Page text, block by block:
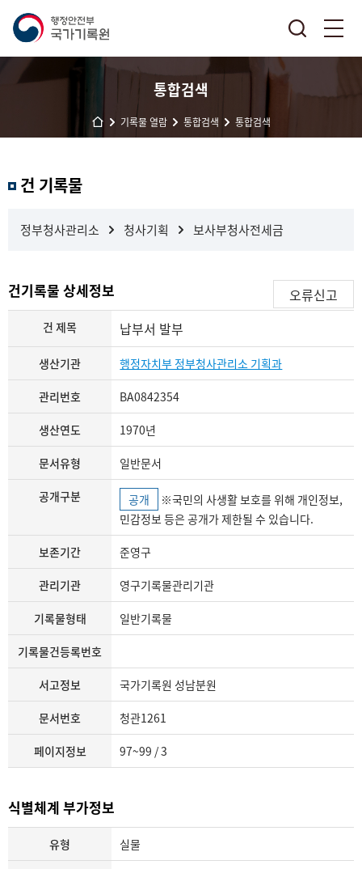
통합검색
기록물 열람 통합검색 통합검색
과 건 기록물
정부청사관리소 청사기획 보사부청사전세금
건기록물 상세정보 오류신고
건 제목 납부서 발부
생산기관 행정자치부 정부청사관리소 기획과
관리번호 BA0842354
생산연도 1970년
문서유형 일반문서
공개구분 공개
민감정보 등은 공개가 제한될 수 있습니다.
보존기간 준영구
관리기관 영구기록물관리기관
기록물형태 일반기록물
기록물건등록번호
서고정보 국가기록원 성남분원
문서번호 청관1261
페이지정보 97~99 / 3
식별체계 부가정보
유형 실물